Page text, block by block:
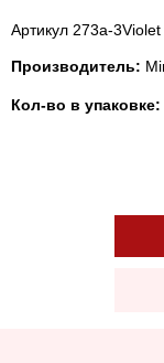
Артикул 273a-3Violet
Производитель:
Кол-во в упаковке: